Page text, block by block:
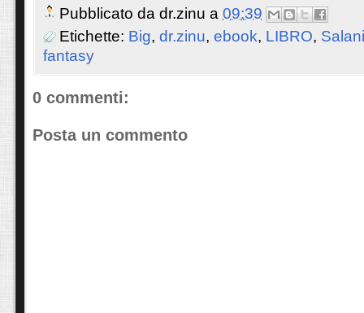
Pubblicato da dr.zinu a 09:39
Etichette: Big, dr.zinu, ebook, LIBRO,
fantasy
0 commenti:
Posta un commento